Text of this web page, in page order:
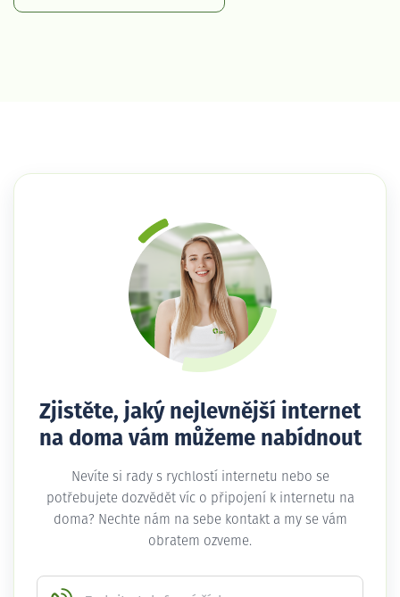
Zjistěte, jaký nejlevnější internet
na doma vám můžeme nabídnout
Nevíte si rady s rychlostí internetu nebo se
potřebujete dozvědět víc o připojení k internetu na
doma? Nechte nám na sebe kontakt a my se vám
obratem ozveme.